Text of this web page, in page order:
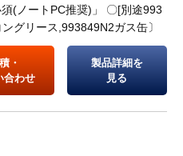
(ノートPC推奨)」 〇[別途993
グリース,993849N2ガス缶〕
・
合わせ
製品詳細を
見る